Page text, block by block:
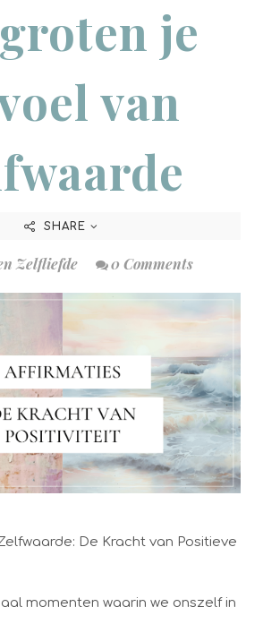
je
van
SHARE
Zelfliefde 0 Comments
De Kracht van Positieve
momenten waarin we onszelf in